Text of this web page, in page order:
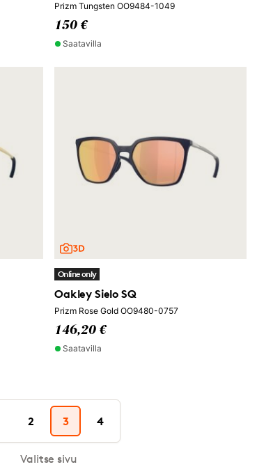
Prizm Tungsten OO9484-1049
150 €
Saatavilla
Online only
Oakley Sielo SQ
Prizm Rose Gold OO9480-0757
146,20 €
Saatavilla
2 3 4
Valitse sivu